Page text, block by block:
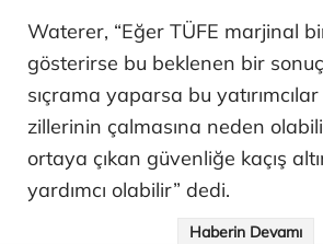
Waterer, “Eğer TÜFE marjinal
gösterirse bu beklenen bir
sıçrama yaparsa bu
zillerinin çalmasına neden
ortaya çıkan güvenliğe kaçış
yardımcı olabilir” dedi.
Haberin Devamı